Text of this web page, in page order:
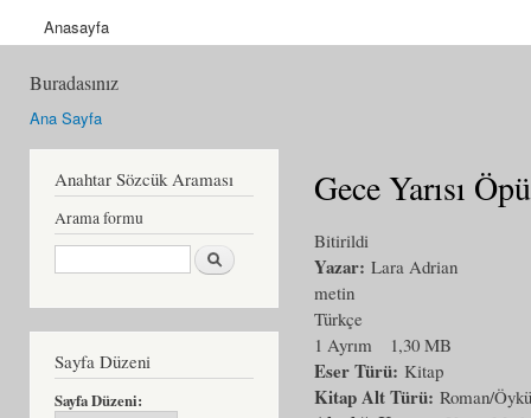
Anasayfa
Buradasınız
Ana Sayfa
Anahtar Sözcük Araması
Arama formu
Ara
Sayfa Düzeni
Sayfa Düzeni:
Gece Yarısı
Bitirildi
Yazar: Lara Adrian
metin
Türkçe
1 Ayrım
1,30 MB
Eser Türü: Kitap
Kitap Alt Türü: Roman/Öykü